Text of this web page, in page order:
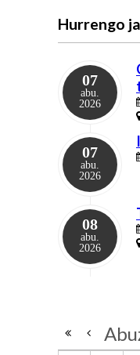
Hurrengo
07
abu.
2026
07
abu.
2026
08
abu.
2026